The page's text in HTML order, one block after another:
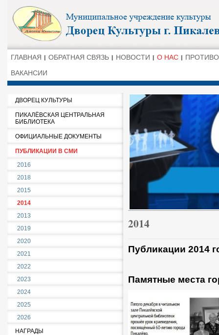
ГЛАВНАЯ ОБРАТНАЯ СВЯЗЬ НОВОСТИ О НАС
ВАКАНСИИ
ДВОРЕЦ КУЛЬТУРЫ
ПИКАЛЁВСКАЯ ЦЕНТРАЛЬНАЯ
БИБЛИОТЕКА
ОФИЦИАЛЬНЫЕ ДОКУМЕНТЫ
ПУБЛИКАЦИИ В СМИ
2016
2018
2015
2014
2013
2019
2020
2021
2022
2023
2024
2025
2026
НАГРАДЫ
2014
Публикации 2014
Памятные места